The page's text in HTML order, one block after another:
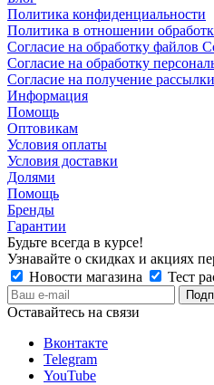
Политика конфиденциальности
Политика в отношении
Согласие на обработку файлов
Согласие на обработку
Согласие на получение
Информация
Помощь
Оптовикам
Условия оплаты
Условия доставки
Долями
Помощь
Бренды
Гарантии
Будьте всегда в курсе!
Узнавайте о скидках и акциях
Новости магазина
Тест
Оставайтесь на связи
Вконтакте
Telegram
YouTube